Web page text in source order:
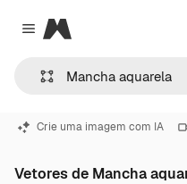
Close menu
Magnific
Crie uma imagem com IA
Vetores de Mancha